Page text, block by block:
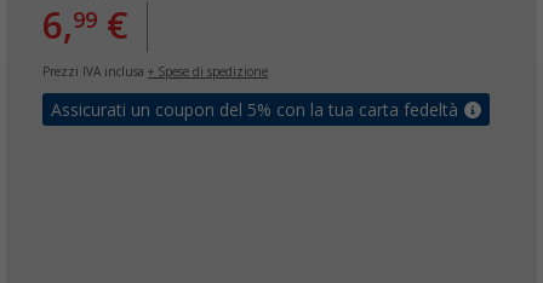
6,99 €
Prezzi IVA inclusa + Spese di spedizione
Assicurati un coupon del 5% con la tua carta fedeltà